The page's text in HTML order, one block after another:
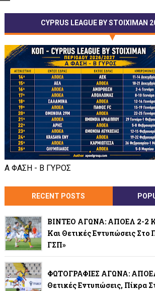
CYPRUS LEAGUE BY STOIXIMAN
Α ΦΑΣΗ - Β ΓΥΡΟΣ
RECENT POSTS
ΒΙΝΤΕΟ ΑΓΩΝΑ: ΑΠΟΕΛ 2-2
Και Θετικές Εντυπώσεις Στο
ΓΣΠ»
ΦΩΤΟΓΡΑΦΙΕΣ ΑΓΩΝΑ:
Θετικές Εντυπώσεις, Πίκρα